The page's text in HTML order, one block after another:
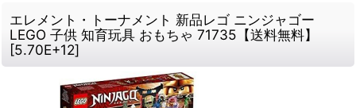
エレメント・トーナメント 新品レゴ ニンジャゴー
LEGO 子供 知育玩具 おもちゃ 71735【送料無料】
[5.70E+12]